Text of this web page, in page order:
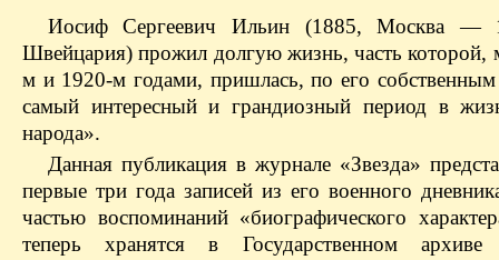
Иосиф Сергеевич Ильин (1885, Москва —
Швейцария) прожил долгую жизнь, часть которой,
м и 1920-м годами, пришлась, по его собственным
самый интересный и грандиозный период в
народа».
Данная публикация в журнале «Звезда»
первые три года записей из его военного
частью воспоминаний «биографического
теперь хранятся в Государственном архиве